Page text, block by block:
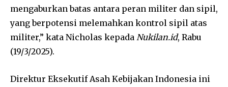
mengaburkan batas antara peran militer dan sipil,
yang berpotensi melemahkan kontrol sipil atas
militer,” kata Nicholas kepada Nukilan.id, Rabu
(19/3/2025).
Direktur Eksekutif Asah Kebijakan Indonesia ini